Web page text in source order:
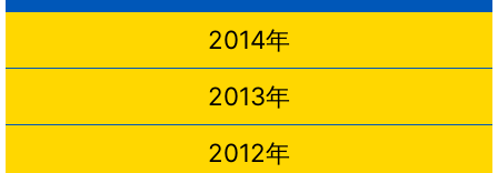
2014年
2013年
2012年